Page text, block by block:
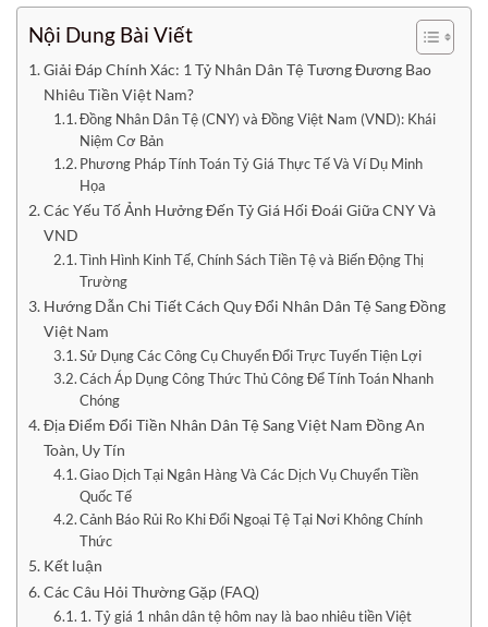
Nội Dung Bài Viết
Giải Đáp Chính Xác: 1 Tỷ Nhân Dân Tệ Tương Đương Bao
Nhiêu Tiền Việt Nam?
Đồng Nhân Dân Tệ (CNY) và Đồng Việt Nam (VND): Khái
Niệm Cơ Bản
Phương Pháp Tính Toán Tỷ Giá Thực Tế Và Ví Dụ Minh
Họa
Các Yếu Tố Ảnh Hưởng Đến Tỷ Giá Hối Đoái Giữa CNY Và
VND
Tình Hình Kinh Tế, Chính Sách Tiền Tệ và Biến Động Thị
Trường
Hướng Dẫn Chi Tiết Cách Quy Đổi Nhân Dân Tệ Sang Đồng
Việt Nam
Sử Dụng Các Công Cụ Chuyển Đổi Trực Tuyến Tiện Lợi
Cách Áp Dụng Công Thức Thủ Công Để Tính Toán Nhanh
Chóng
Địa Điểm Đổi Tiền Nhân Dân Tệ Sang Việt Nam Đồng An
Toàn, Uy Tín
Giao Dịch Tại Ngân Hàng Và Các Dịch Vụ Chuyển Tiền
Quốc Tế
Cảnh Báo Rủi Ro Khi Đổi Ngoại Tệ Tại Nơi Không Chính
Thức
Kết luận
Các Câu Hỏi Thường Gặp (FAQ)
1. Tỷ giá 1 nhân dân tệ hôm nay là bao nhiêu tiền Việt